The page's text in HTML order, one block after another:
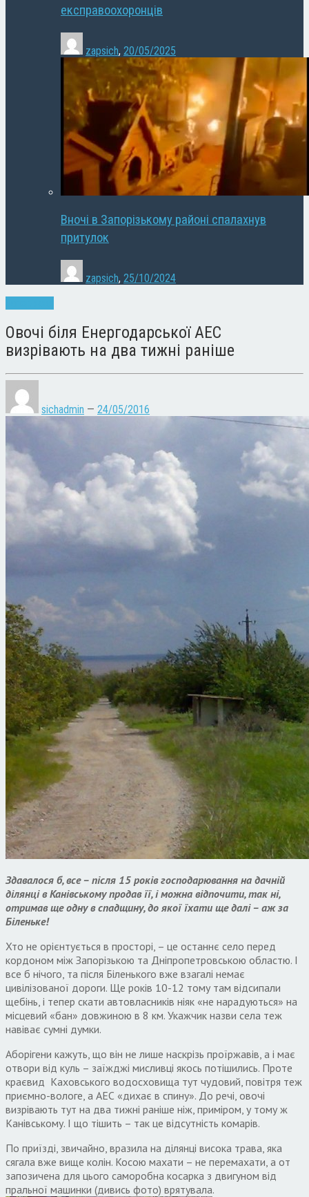
експравоохоронців
zapsich, 20/05/2025
Вночі в Запорізькому районі спалахнув
притулок
zapsich, 25/10/2024
Овочі біля Енергодарської АЕС
визрівають на два тижні раніше
sichadmin — 24/05/2016
Здавалося б, все – після 15 років господарювання на дачній
ділянці в Канівському продав її, і можна відпочити, так ні,
отримав ще одну в спадщину, до якої їхати ще далі – аж за
Біленьке!
Хто не орієнтується в просторі, – це останнє село перед
кордоном між Запорізькою та Дніпропетровською областю. І
все б нічого, та після Біленького вже взагалі немає
цивілізованої дороги. Ще років 10-12 тому там відсипали
щебінь, і тепер скати автовласників ніяк «не нарадуються» на
місцевий «бан» довжиною в 8 км. Укажчик назви села теж
навіває сумні думки.
Аборігени кажуть, що він не лише наскрізь проїржавів, а і має
отвори від куль – заїжджі мисливці якось потішились. Проте
краєвид Каховського водосховища тут чудовий, повітря теж
приємно-вологе, а АЕС «дихає в спину». До речі, овочі
визрівають тут на два тижні раніше ніж, приміром, у тому ж
Канівському. І що тішить – так це відсутність комарів.
По приїзді, звичайно, вразила на ділянці висока трава, яка
сягала вже вище колін. Косою махати – не перемахати, а от
запозичена для цього саморобна косарка з двигуном від
пральної машинки (дивись фото) врятувала.